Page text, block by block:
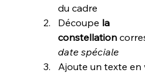
du cadre
Découpe la
constellation
date spéciale
Ajoute un texte en